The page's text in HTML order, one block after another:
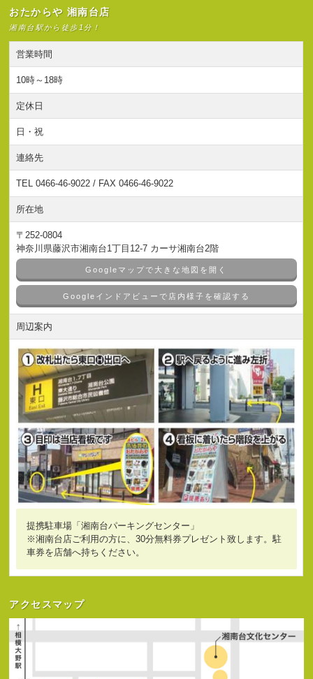
おたからや 湘南台店
湘南台駅から徒歩1分！
営業時間
10時～18時
定休日
日・祝
連絡先
TEL 0466-46-9022 / FAX 0466-46-9022
所在地
〒252-0804
神奈川県藤沢市湘南台1丁目12-7 カーサ湘南台2階
Googleマップで大きな地図を開く
Googleインドアビューで店内様子を確認する
周辺案内
提携駐車場「湘南台パーキングセンター」
※湘南台店ご利用の方に、30分無料券プレゼント致します。駐
車券を店舗へ持ちください。
アクセスマップ